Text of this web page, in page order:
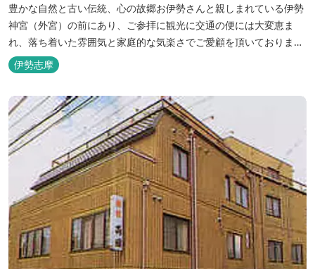
豊かな自然と古い伝統、心の故郷お伊勢さんと親しまれている伊勢
神宮（外宮）の前にあり、ご参拝に観光に交通の便には大変恵ま
れ、落ち着いた雰囲気と家庭的な気楽さでご愛顧を頂いておりま
す。
伊勢志摩